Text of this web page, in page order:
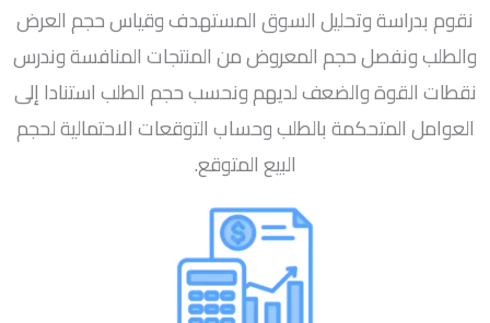
نقوم بدراسة وتحليل السوق المستهدف وقياس حجم العرض
والطلب ونفصل حجم المعروض من المنتجات المنافسة وندرس
نقطات القوة والضعف لديهم ونحسب حجم الطلب استنادا إلى
العوامل المتحكمة بالطلب وحساب التوقعات الاحتمالية لحجم
البيع المتوقع.